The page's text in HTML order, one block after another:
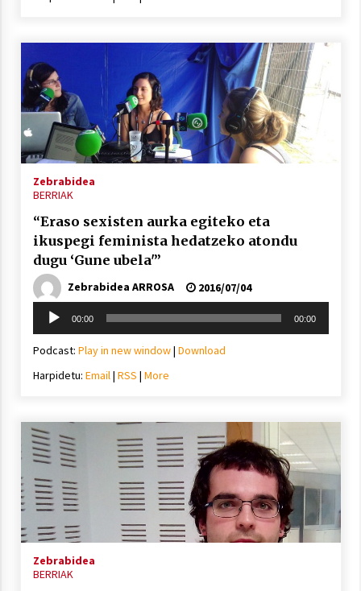
Zebrabidea
BERRIAK
“Eraso sexisten aurka egiteko eta
ikuspegi feminista hedatzeko atondu
dugu ‘Gune ubela'”
Zebrabidea ARROSA
2016/07/04
Soinu
erreproduzigailua
00:00 00:00
Podcast: Play in new window| Download
Harpidetu: Email| RSS | More
Zebrabidea
BERRIAK